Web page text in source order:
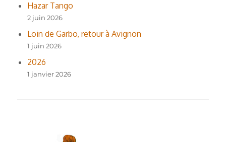
Hazar Tango
2 juin 2026
Loin de Garbo, retour à Avignon
1 juin 2026
2026
1 janvier 2026